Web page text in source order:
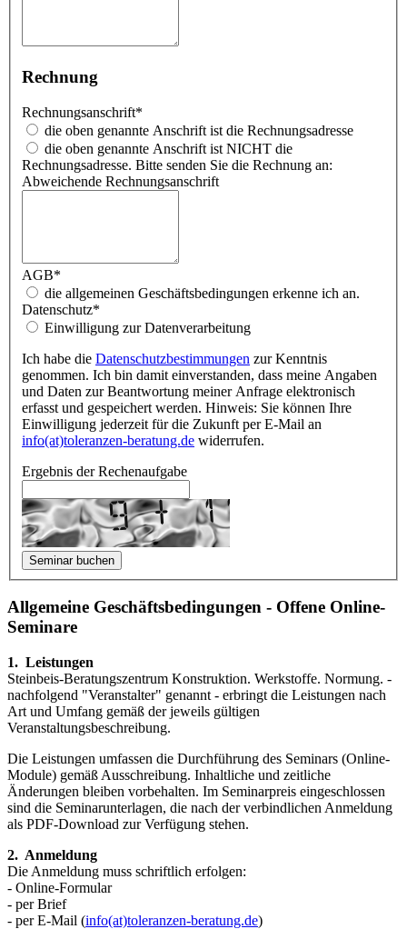
Rechnung
Rechnungsanschrift*
die oben genannte Anschrift ist die Rechnungsadresse
Rechnungsadresse. Bitte senden Sie die Rechnung an:
Abweichende Rechnungsanschrift
AGB*
die allgemeinen Geschäftsbedingungen erkenne ich an.
Datenschutz*
Einwilligung zur Datenverarbeitung
Ich habe die Datenschutzbestimmungen zur Kenntnis
genommen. Ich bin damit einverstanden, dass meine Angaben
und Daten zur Beantwortung meiner Anfrage elektronisch
erfasst und gespeichert werden. Hinweis: Sie können Ihre
Einwilligung jederzeit für die Zukunft per E-Mail an
info(at)toleranzen-beratung.de widerrufen.
Ergebnis der Rechenaufgabe
Allgemeine Geschäftsbedingungen - Offene Online-
Seminare
1. Leistungen
Steinbeis-Beratungszentrum Konstruktion. Werkstoffe. Normung. -
nachfol­gend "Veranstalter" genannt - erbringt die Leistungen nach
Art und Umfang gemäß der jeweils gültigen
Veranstaltungsbeschreibung.
Die Leistungen umfassen die Durchführung des Seminars (Online-
Module) gemäß Aus­schrei­bung. Inhaltliche und zeitliche
Änderungen bleiben vorbe­halten. Im Seminar­preis eingeschlossen
sind die Seminarunterlagen, die nach der verbindlichen Anmeldung
als PDF-Download zur Verfügung stehen.
2. Anmeldung
Die Anmeldung muss schriftlich erfolgen:
- Online-Formular
- per Brief
- per E-Mail (info(at)toleranzen-beratung.de)